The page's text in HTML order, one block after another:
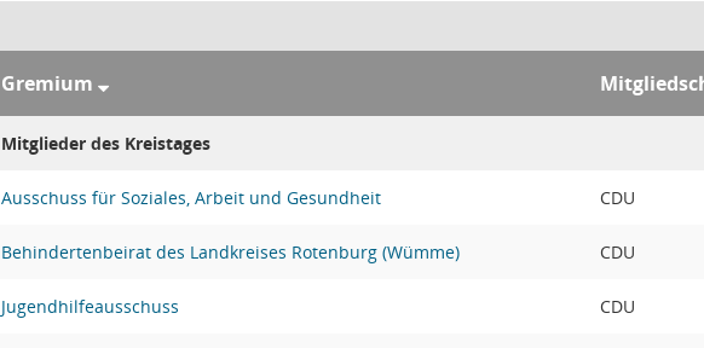
Gremium
Mitglieder des Kreistages
Ausschuss für Soziales, Arbeit und Gesundheit CDU
Behindertenbeirat des Landkreises Rotenburg (Wümme) CDU
Jugendhilfeausschuss CDU